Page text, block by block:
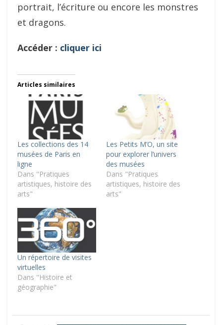
portrait, l’écriture ou encore les monstres
et dragons.
Accéder : cliquer ici
Articles similaires
Les collections des 14
musées de Paris en
ligne
Dans "Pratiques
artistiques, histoire des
arts"
Les Petits M’O, un site
pour explorer l’univers
des musées
Dans "Pratiques
artistiques, histoire des
arts"
Un répertoire de visites
virtuelles
Dans "Histoire et
géographie"